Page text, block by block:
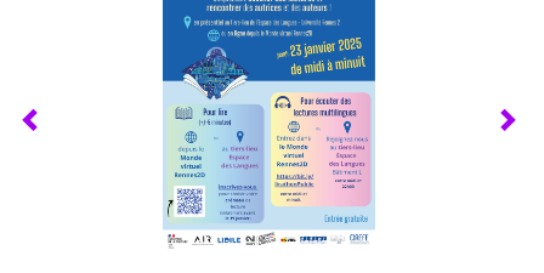
Précédent